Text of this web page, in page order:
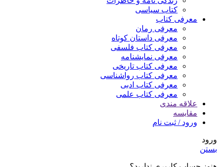
کتاب سیاسی
معرفی کتاب
معرفی رمان
معرفی داستان کوتاه
معرفی کتاب فلسفی
معرفی نمایشنامه
معرفی کتاب تاریخی
معرفی کتاب رواشناسی
معرفی کتاب ادبی
معرفی کتاب علمی
علاقه مندی
مقایسه
ورود / ثبت نام
ورود
بستن